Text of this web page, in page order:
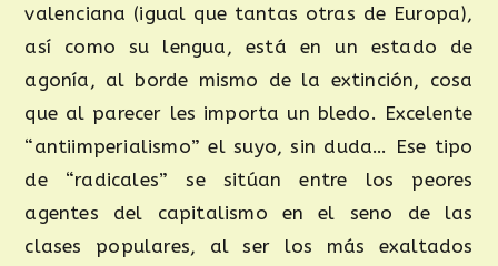
valenciana (igual que tantas otras de Europa),
así como su lengua, está en un estado de
agonía, al borde mismo de la extinción, cosa
que al parecer les importa un bledo. Excelente
“antiimperialismo” el suyo, sin duda… Ese tipo
de “radicales” se sitúan entre los peores
agentes del capitalismo en el seno de las
clases populares, al ser los más exaltados